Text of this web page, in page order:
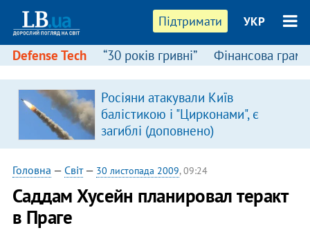
Підтримати УКР
Defense Tech “30 років гривні” Фінансова
Росіяни атакували Київ
балістикою і "Цирконами", є
загиблі (доповнено)
Головна — Світ— 30 листопада 2009, 09:24
Саддам Хусейн планировал теракт
в Праге